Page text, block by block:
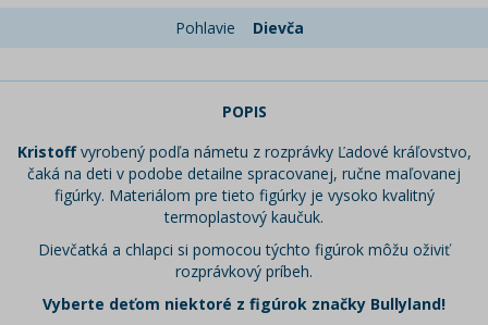
Pohlavie
Dievča
POPIS
Kristoffvyrobený podľa námetu z rozprávky Ľadové kráľovstvo,
čaká na deti v podobe detailne spracovanej, ručne maľovanej
figúrky. Materiálom pre tieto figúrky je vysoko kvalitný
termoplastový kaučuk.
Dievčatká a chlapci si pomocou týchto figúrok môžu oživiť
rozprávkový príbeh.
Vyberte deťom niektoré z figúrok značky Bullyland!